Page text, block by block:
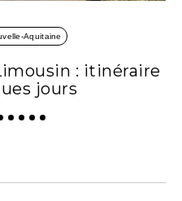
Aquitaine
: itinéraire
jours